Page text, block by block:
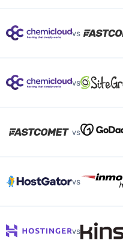
vs
vs
vs
vs
vs